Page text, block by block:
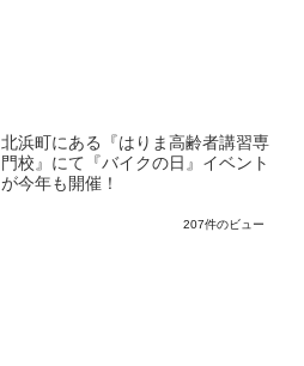
北浜町にある『はりま高齢者講習専
門校』にて『バイクの日』イベント
が今年も開催！
207件のビュー